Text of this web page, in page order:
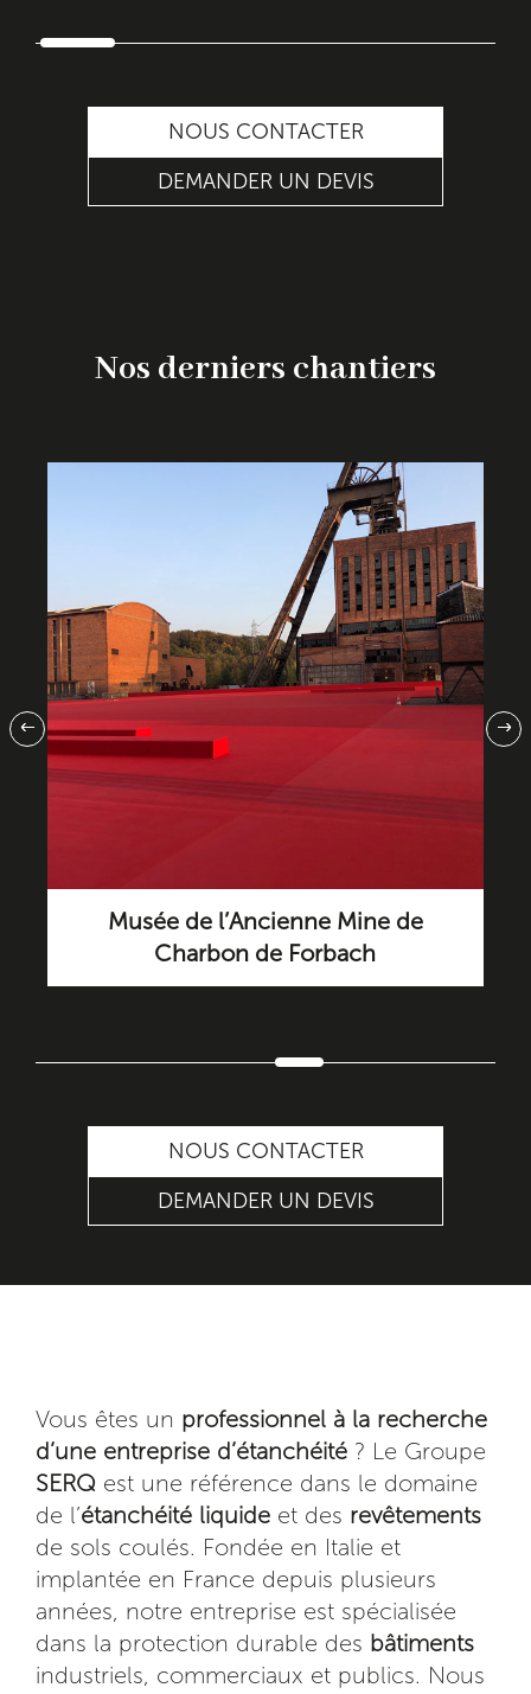
locaux commerciaux, ce système
étancheet attractive. Il est facile à
appliquer et garantit uneprotection
durable contre les infiltrations d’eau.
NOUS CONTACTER
DEMANDER UN DEVIS
Nos derniers chantiers
Planétarium de Strasbourg
NOUS CONTACTER
DEMANDER UN DEVIS
Vous êtes un professionnel à la recherche
d’une entreprise d’étanchéité ? Le Groupe
SERQ est une référence dans le domaine
de l’étanchéité liquide et des revêtements
de sols coulés. Fondée en Italie et
implantée en France depuis plusieurs
années, notre entreprise est spécialisée
dans la protection durable des bâtiments
industriels, commerciaux et publics. Nous